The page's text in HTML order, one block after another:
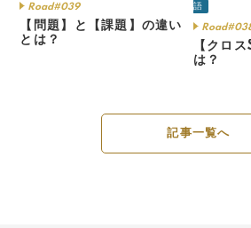
Road#039
【問題】と【課題】の違い
とは？
語
【クロ
は？
記事一覧へ